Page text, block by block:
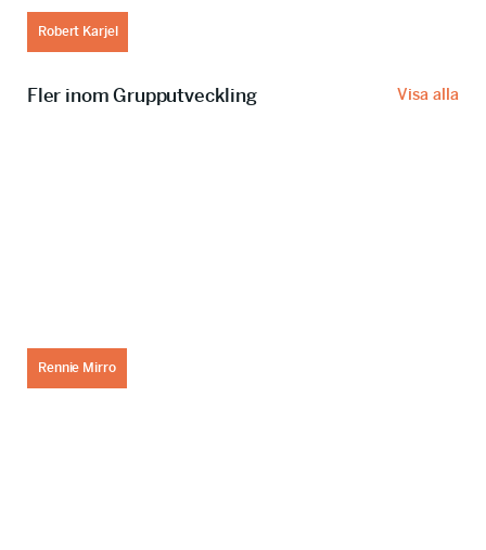
Robert Karjel
Fler inom Grupputveckling Visa alla
Rennie Mirro